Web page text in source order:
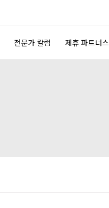
전문가 칼럼 제휴 파트너스